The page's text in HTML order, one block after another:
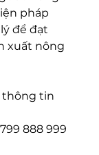
pháp
để đạt
xuất nông
thông tin
888 999